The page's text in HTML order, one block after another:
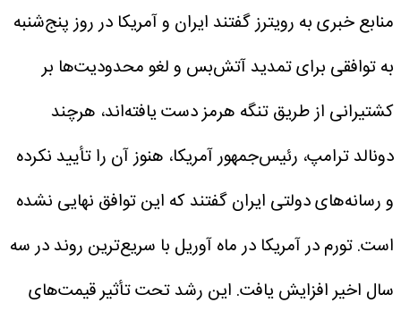
منابع خبری به رویترز گفتند ایران و آمریکا در روز پنج‌شنبه
به توافقی برای تمدید آتش‌بس و لغو محدودیت‌ها بر
کشتیرانی از طریق تنگه هرمز دست یافته‌اند، هرچند
دونالد ترامپ، رئیس‌جمهور آمریکا، هنوز آن را تأیید نکرده
و رسانه‌های دولتی ایران گفتند که این توافق نهایی نشده
است.تورم در آمریکا در ماه آوریل با سریع‌ترین روند در سه
سال اخیر افزایش یافت. این رشد تحت تأثیر قیمت‌های